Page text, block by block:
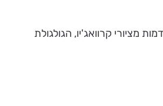
לה בנה כדמות מציורי קרוואג'יו, הגולגולת